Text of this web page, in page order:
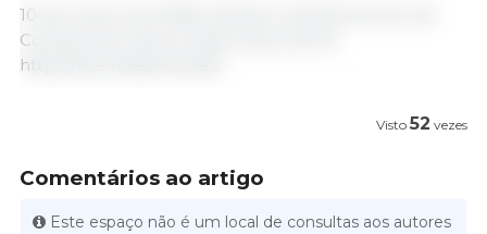
10 de março de 2026/ Instituto Interamericano de
Cooperación para la Agricultura (IICA)
https://iica.int/es/noticias/
Visto 52 vezes
Comentários ao artigo
Este espaço não é um local de consultas aos autores